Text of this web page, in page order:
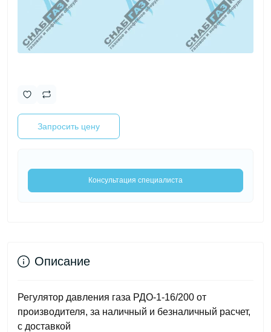
Запросить цену
Консультация специалиста
Описание
Регулятор давления газа РДО-1-16/200 от
производителя, за наличный и безналичный расчет,
с доставкой